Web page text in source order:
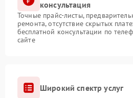
консультация
Точные прайс-листы,
ремонта, отсутствие скрытых
бесплатной консультации по
сайте
Широкий спектр услуг